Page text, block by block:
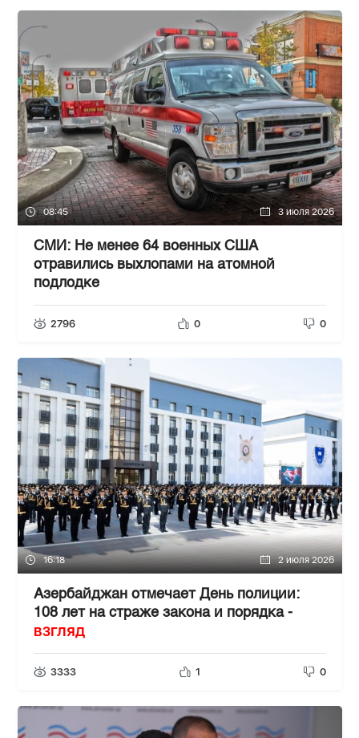
08:45 3 июля 2026
СМИ: Не менее 64 военных США
отравились выхлопами на атомной
подлодке
2796 0 0
16:18 2 июля 2026
Азербайджан отмечает День полиции:
108 лет на страже закона и порядка -
ВЗГЛЯД
3333 1 0